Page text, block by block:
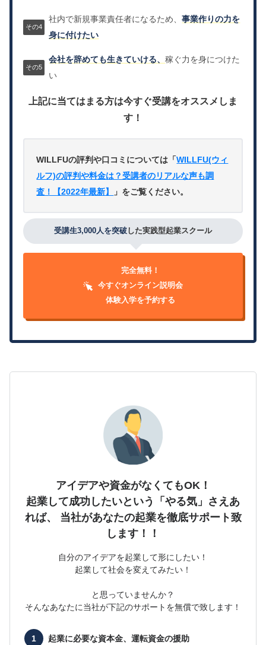
社内で新規事業責任者になるため、事業作りの力を
身に付けたい
会社を辞めても生きていける、稼ぐ力を身につけた
い
上記に当てはまる方は今すぐ受講をオススメしま
す！
WILLFUの評判や口コミについては「WILLFU(ウィ
ルフ)の評判や料金は？受講者のリアルな声も調
査！【2022年最新】
」をご覧ください。
受講生3,000人を突破 した実践型起業スクール
完全無料！
今すぐオンライン説明会
体験入学を予約する
アイデアや資金がなくてもOK！
起業して成功したいという「やる気」さえあ
れば、
当社があなたの起業を徹底サポート致
します！！
自分のアイデアを起業して形にしたい！
起業して社会を変えてみたい！
と思っていませんか？
そんなあなたに当社が下記のサポートを無償で致します！
起業に必要な資本金、運転資金の援助